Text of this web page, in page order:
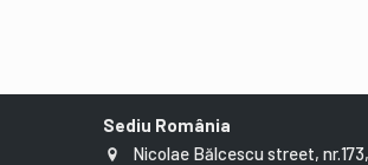
Sediu România
Nicolae Bălcescu street,